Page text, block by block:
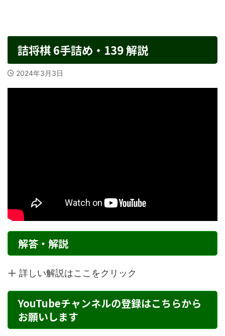
詰将棋 6手詰め・139 解説
2024年3月3日
解答・解説
詳しい解説はここをクリック
YouTubeチャンネルの登録はこちらから
お願いします